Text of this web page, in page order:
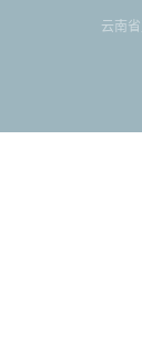
云南